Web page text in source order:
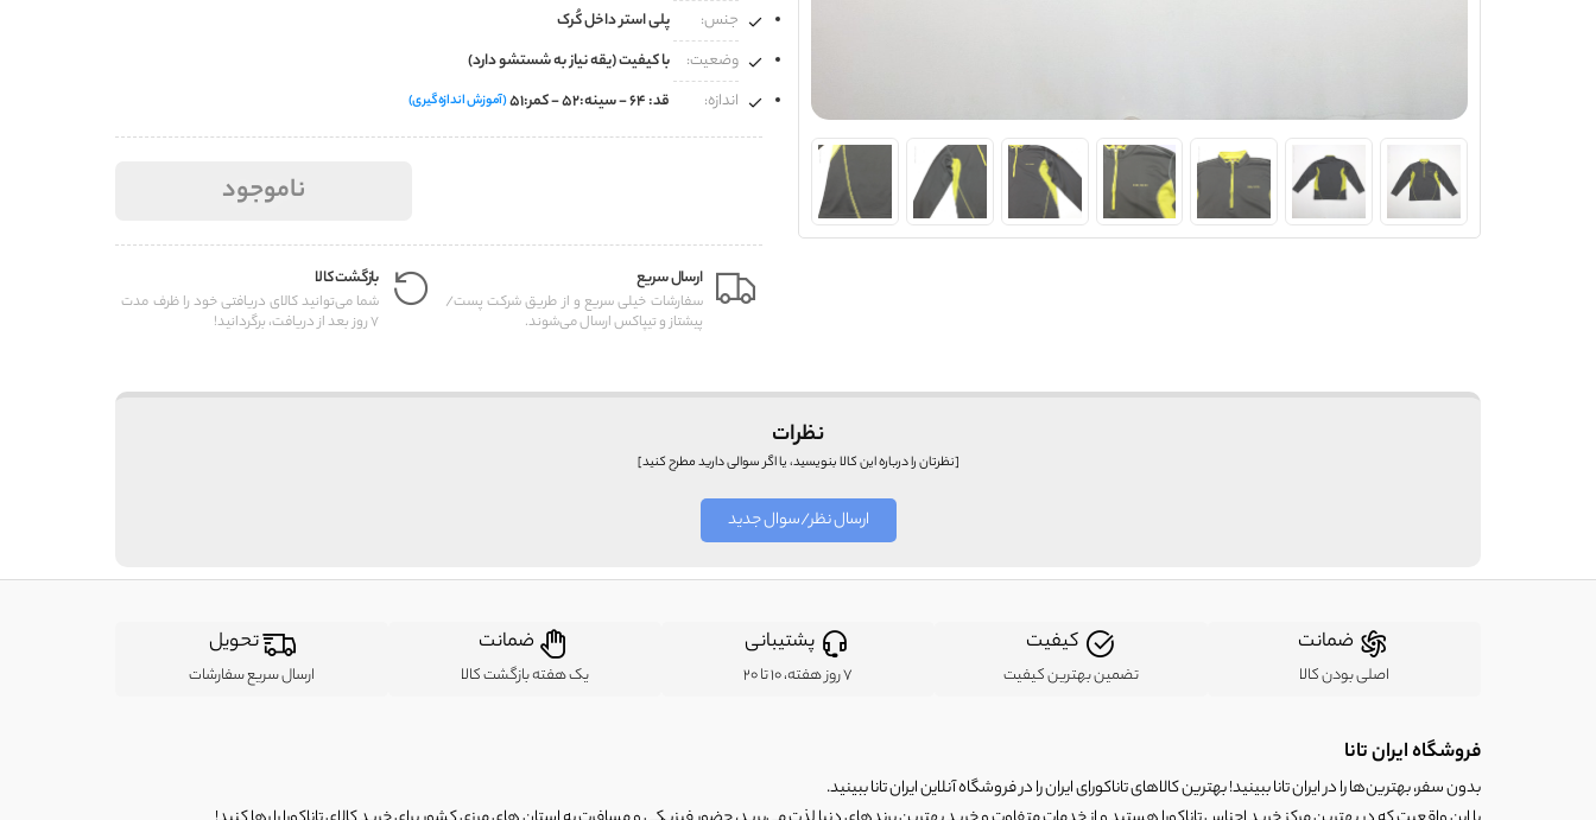
جنس:
پلی استر داخل کُرک
وضعیت:
با کیفیت (یقه نیاز به شستشو دارد)
اندازه:
قد: 64 - سینه:52 - کمر:51 (آموزش اندازه‌گیری)
ناموجود
ارسال سریع
سفارشات خیلی سریع و از طریق شرکت پست/
پیشتاز و تیپاکس ارسال می‌شوند.
بازگشت کالا
شما می‌توانید کالای دریافتی خود را ظرف مدت
7 روز بعد از دریافت، برگردانید!
نظرات
[نظرتان را درباره این کالا بنویسید، یا اگر سوالی دارید مطرح کنید]
ارسال نظر/سوال جدید
ضمانت
اصلی بودن کالا
کیفیت
تضمین بهترین کیفیت
پشتیبانی
7 روز هفته، 10 تا 20
ضمانت
یک هفته بازگشت کالا
تحویل
ارسال سریع سفارشات
فروشگاه ایران تانا
بدون سفر، بهترین‌ها را در ایران تانا ببینید! بهترین کالاهای تاناکورای ایران را در فروشگاه آنلاین ایران تانا ببینید.